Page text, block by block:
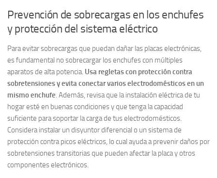
Prevención de sobrecargas en los enchufes
y protección del sistema eléctrico
Para evitar sobrecargas que puedan dañar las placas electrónicas,
es fundamental no sobrecargar los enchufes con múltiples
aparatos de alta potencia. Usa regletas con protección contra
sobretensiones y evita conectar varios electrodomésticos en un
mismo enchufe. Además, revisa que la instalación eléctrica de tu
hogar esté en buenas condiciones y que tenga la capacidad
suficiente para soportar la carga de tus electrodomésticos.
Considera instalar un disyuntor diferencial o un sistema de
protección contra picos eléctricos, lo cual ayuda a prevenir daños por
sobretensiones transitorias que pueden afectar la placa y otros
componentes electrónicos.